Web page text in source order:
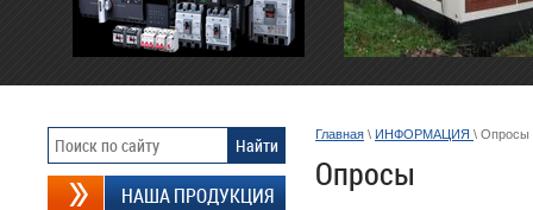
Главная \ ИНФОРМАЦИЯ \ Опросы
Опросы
НАША ПРОДУКЦИЯ